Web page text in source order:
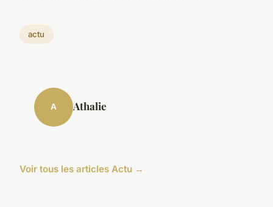
actu
A Athalie
Voir tous les articles Actu →